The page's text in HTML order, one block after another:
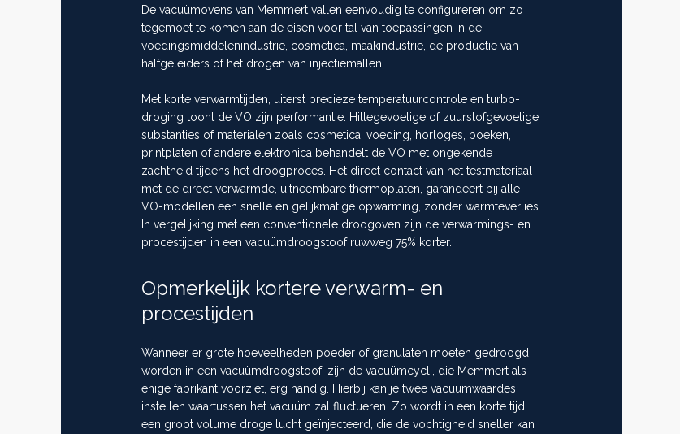
De vacuümovens van Memmert vallen eenvoudig te configureren om zo
tegemoet te komen aan de eisen voor tal van toepassingen in de
voedingsmiddelenindustrie, cosmetica, maakindustrie, de productie van
halfgeleiders of het drogen van injectiemallen.
Met korte verwarmtijden, uiterst precieze temperatuurcontrole en turbo-
droging toont de VO zijn performantie. Hittegevoelige of zuurstofgevoelige
substanties of materialen zoals cosmetica, voeding, horloges, boeken,
printplaten of andere elektronica behandelt de VO met ongekende
zachtheid tijdens het droogproces. Het direct contact van het testmateriaal
met de direct verwarmde, uitneembare thermoplaten, garandeert bij alle
VO-modellen een snelle en gelijkmatige opwarming, zonder warmteverlies.
In vergelijking met een conventionele droogoven zijn de verwarmings- en
procestijden in een vacuümdroogstoof ruwweg 75% korter.
Opmerkelijk kortere verwarm- en
procestijden
Wanneer er grote hoeveelheden poeder of granulaten moeten gedroogd
worden in een vacuümdroogstoof, zijn de vacuümcycli, die Memmert als
enige fabrikant voorziet, erg handig. Hierbij kan je twee vacuümwaardes
instellen waartussen het vacuüm zal fluctueren. Zo wordt in een korte tijd
een groot volume droge lucht geïnjecteerd, die de vochtigheid sneller kan